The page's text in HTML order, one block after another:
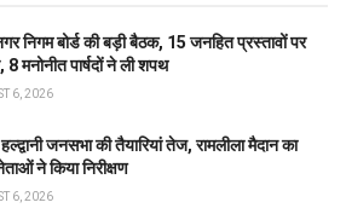
नगर निगम बोर्ड की बड़ी बैठक, 15 जनहित प्रस्तावों पर
8 मनोनीत पार्षदों ने ली शपथ
6, 2026
जनसभा की तैयारियां तेज, रामलीला मैदान का
ने किया निरीक्षण
6, 2026